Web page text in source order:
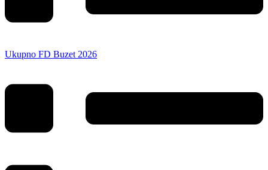
Ukupno FD Buzet 2026